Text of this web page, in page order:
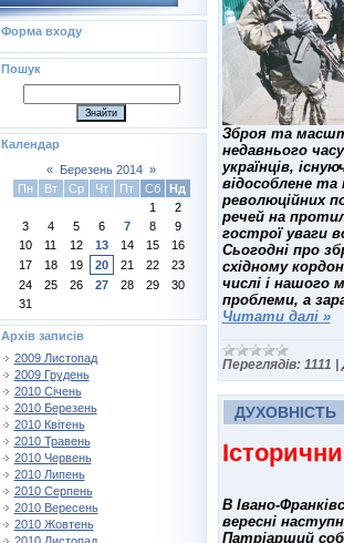
Форма входу
Пошук
Календар
« Березень 2014 »
Пн
Вт Ср Чт Пт Сб
Нд
1
2
3
4 5 6 7 8
9
10
11 12 13 14 15
16
17
18 19 20 21 22
23
24
25 26 27 28 29
30
31
Архів записів
2009 Листопад
2009 Грудень
2010 Січень
2010 Березень
2010 Квітень
2010 Травень
2010 Червень
2010 Липень
2010 Серпень
2010 Вересень
2010 Жовтень
Зброя та
недавнього
українців,
відособлене
революційних
речей на
гострої уваги
Сьогодні про
східному
числі і нашого
проблеми, а
Читати далі »
Переглядів: 1111 |
ДУХОВНІСТЬ
В Івано-
вересні
Патріарший